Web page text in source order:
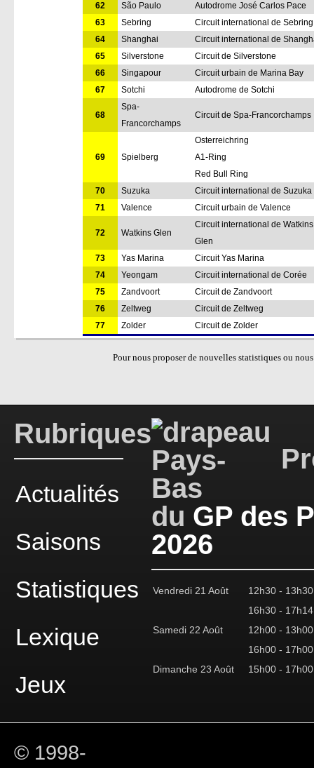
62
São Paulo
Autodrome José Carlos Pace
63
Sebring
Circuit international de Sebring
64
Shanghai
Circuit international de
65
Silverstone
Circuit de Silverstone
66
Singapour
Circuit urbain de Marina Bay
67
Sotchi Autodrome de Sotchi
68
Spa-
Francorchamps
Circuit de Spa-Francorchamps
69 Spielberg
Osterreichring
A1-Ring
Red Bull Ring
70
Suzuka
Circuit international de Suzuka
71
Valence Circuit urbain de Valence
72 Watkins Glen
Circuit international de Watkins
Glen
73
Yas Marina
Circuit Yas Marina
74
Yeongam
Circuit international de Corée
75
Zandvoort
Circuit de Zandvoort
76
Zeltweg
Circuit de Zeltweg
77
Zolder Circuit de Zolder
Pour nous proposer de nouvelles statistiques ou
Rubriques
Actualités
Saisons
Statistiques
Lexique
Jeux
du GP des
2026
Vendredi 21 Août
12h30 - 13h30
16h30 - 17h14
Samedi 22 Août
12h00 - 13h00
16h00 - 17h00
Dimanche 23 Août
15h00 - 17h00
© 1998-